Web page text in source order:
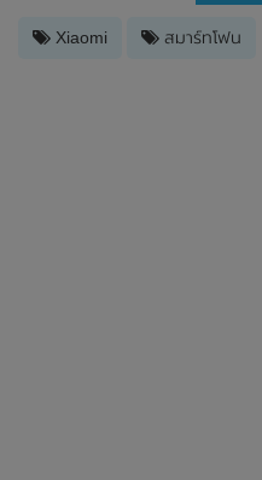
Xiaomi สมาร์ทโฟน